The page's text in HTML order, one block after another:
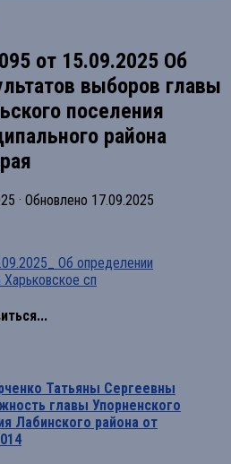
от 15.09.2025 Об
выборов главы
поселения
района
· Обновлено 17.09.2025
Об определении
Харьковское сп
Татьяны Сергеевны
главы Упорненского
Лабинского района от